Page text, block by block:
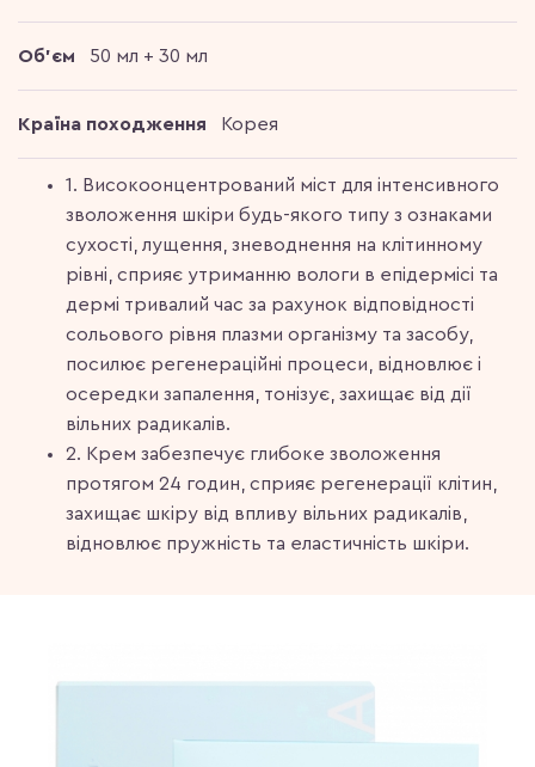
Об'єм 50 мл + 30 мл
Країна походження Корея
1. Високоонцентрований міст для інтенсивного
зволоження шкіри будь-якого типу з ознаками
сухості, лущення, зневоднення на клітинному
рівні, сприяє утриманню вологи в епідермісі та
дермі тривалий час за рахунок відповідності
сольового рівня плазми організму та засобу,
посилює регенераційні процеси, відновлює і
осередки запалення, тонізує, захищає від дії
вільних радикалів.
2. Крем забезпечує глибоке зволоження
протягом 24 годин, сприяє регенерації клітин,
захищає шкіру від впливу вільних радикалів,
відновлює пружність та еластичність шкіри.